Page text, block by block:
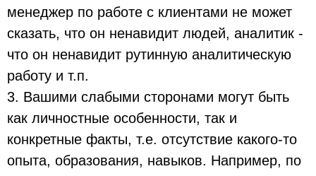
менеджер по работе с клиентами не может
сказать, что он ненавидит людей, аналитик -
что он ненавидит рутинную аналитическую
работу и т.п.
3. Вашими слабыми сторонами могут быть
как личностные особенности, так и
конкретные факты, т.е. отсутствие какого-то
опыта, образования, навыков. Например, по